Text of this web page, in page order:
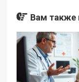
Вам также